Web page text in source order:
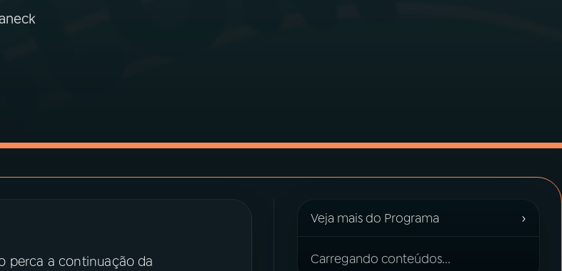
perca a continuação da
Veja mais do Programa ›
Carregando conteúdos...